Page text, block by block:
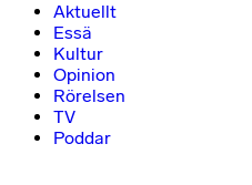
Aktuellt
Essä
Kultur
Opinion
Rörelsen
TV
Poddar